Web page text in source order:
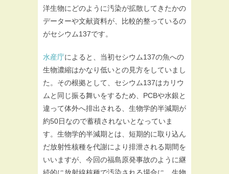
洋生物にどのように汚染が拡散してきたかの
データーや文献資料が、比較的整っているの
がセシウム137です。
水産庁によると、当初セシウム137の魚への
生物濃縮はかなり低いとの見方をしていまし
た。その根拠として、セシウム137はカリウ
ムと同じ振る舞いをするため、PCBや水銀と
違って体外へ排出される、生物学的半減期が
約50日なので蓄積されないとなっていま
す。生物学的半減期とは、短期的に取り込ん
だ放射性核種を代謝により排泄される期間を
いいますが、今回の福島原発事故のように継
続的に放射線核種で汚染される場合に、生物